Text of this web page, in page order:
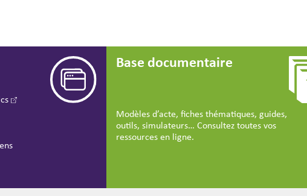
Base documentaire
Modèles d’acte, fiches thématiques, guides,
outils, simulateurs… Consultez toutes vos
ressources en ligne.